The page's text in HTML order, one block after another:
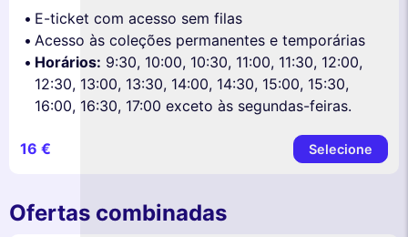
E-ticket com acesso sem filas
Acesso às coleções permanentes e temporárias
Horários: 9:30, 10:00, 10:30, 11:00, 11:30, 12:00,
12:30, 13:00, 13:30, 14:00, 14:30, 15:00, 15:30,
16:00, 16:30, 17:00 exceto às segundas-feiras.
16 € Selecione
Ofertas combinadas